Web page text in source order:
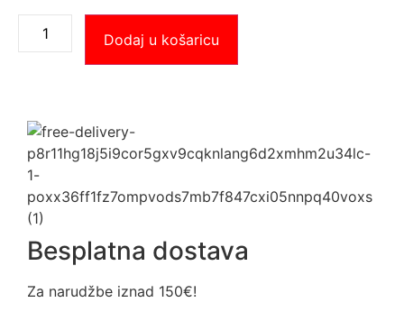
Dodaj u košaricu
Besplatna dostava
Za narudžbe iznad 150€!